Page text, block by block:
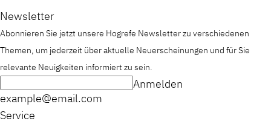
Newsletter
Abonnieren Sie jetzt unsere Hogrefe Newsletter zu verschiedenen
Themen, um jederzeit über aktuelle Neuerscheinungen und für Sie
relevante Neuigkeiten informiert zu sein.
example@email.com
Anmelden
Service